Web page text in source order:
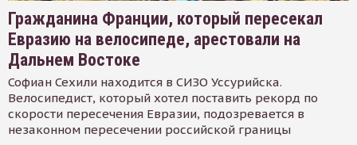
Гражданина Франции, который пересекал
Евразию на велосипеде, арестовали на
Дальнем Востоке
Софиан Сехили находится в СИЗО Уссурийска.
Велосипедист, который хотел поставить рекорд по
скорости пересечения Евразии, подозревается в
незаконном пересечении российской границы